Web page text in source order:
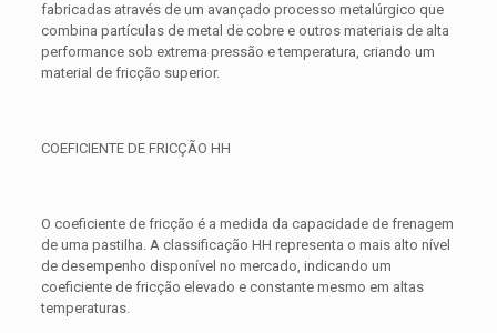
fabricadas através de um avançado processo metalúrgico que
combina partículas de metal de cobre e outros materiais de alta
performance sob extrema pressão e temperatura, criando um
material de fricção superior.
COEFICIENTE DE FRICÇÃO HH
O coeficiente de fricção é a medida da capacidade de frenagem
de uma pastilha. A classificação HH representa o mais alto nível
de desempenho disponível no mercado, indicando um
coeficiente de fricção elevado e constante mesmo em altas
temperaturas.